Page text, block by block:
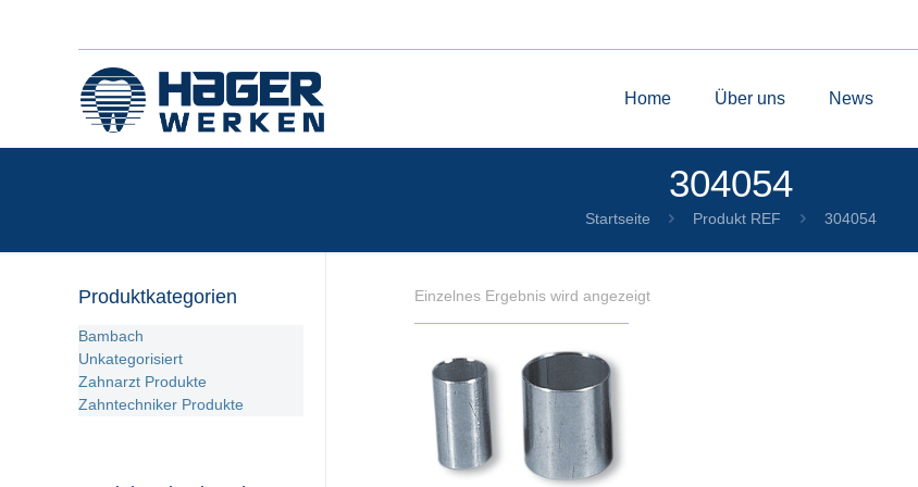
Home Über uns News
304054
Startseite Produkt REF 304054
Einzelnes Ergebnis wird angezeigt
Produktkategorien
Bambach
Unkategorisiert
Zahnarzt Produkte
Zahntechniker Produkte